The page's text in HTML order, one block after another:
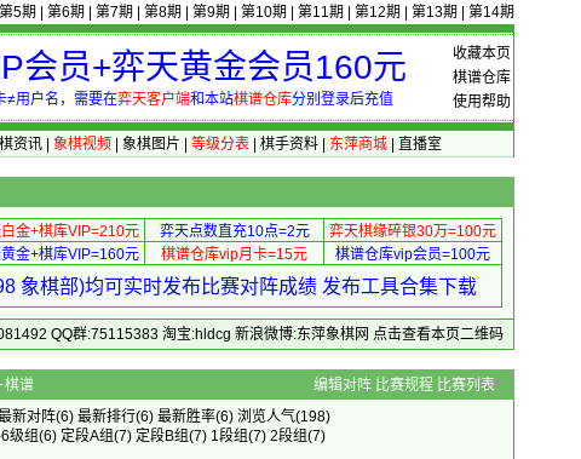
第5期 第6期 第7期 第8期 第9期 第10期 第11期 第12期 第13期 第14期
收藏本页
棋谱仓库
使用帮助
会员+弈天黄金会员160元
≠用户名，需要在弈天客户端和本站棋谱仓库分别登录后充值
资讯| 象棋视频 象棋图片 等级分表| 棋手资料| 东萍商城| 直播室
金+棋库VIP=210元 弈天点数直充10点=2元
弈天棋缘碎银30万=100元
金+棋库VIP=160元 棋谱仓库vip月卡=15元 棋谱仓库vip会员=100元
象棋部)均可实时发布比赛对阵成绩 发布工具合集下载
QQ群:75115383 淘宝:hldcg 新浪微博:东萍象棋网 点击查看本页二维码
组第04轮对阵＋结果＋棋谱 编辑对阵 比赛规程 比赛列表
新对阵(6) 最新排行(6) 最新胜率(6) 浏览人气(198)
级组(6) 定段A组(7) 定段B组(7) 1段组(7) 2段组(7)